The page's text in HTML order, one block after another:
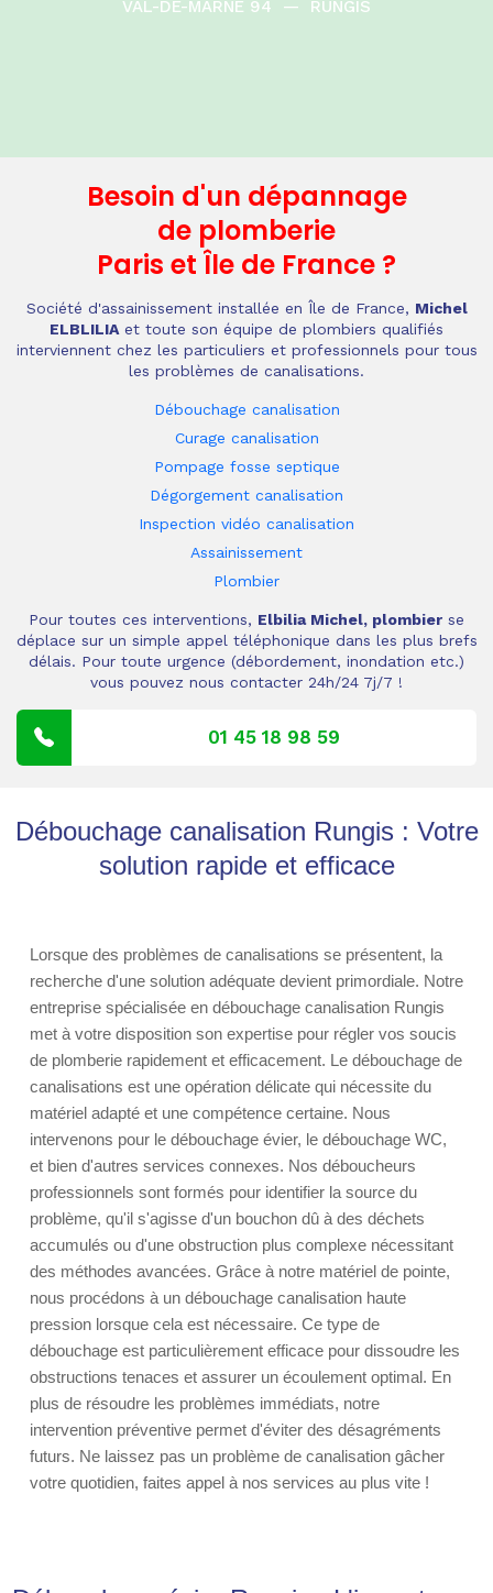
VAL-DE-MARNE 94
— RUNGIS
Besoin d'un dépannage
de plomberie
Paris et Île de France ?
Société d'assainissement installée en Île de France, Michel
ELBLILIA et toute son équipe de plombiers qualifiés
interviennent chez les particuliers et professionnels pour tous
les problèmes de canalisations.
Débouchage canalisation
Curage canalisation
Pompage fosse septique
Dégorgement canalisation
Inspection vidéo canalisation
Assainissement
Plombier
Pour toutes ces interventions, Elbilia Michel, plombier se
déplace sur un simple appel téléphonique dans les plus brefs
délais. Pour toute urgence (débordement, inondation etc.)
vous pouvez nous contacter 24h/24 7j/7 !
01 45 18 98 59
Débouchage canalisation Rungis : Votre
solution rapide et efficace
Lorsque des problèmes de canalisations se présentent, la
recherche d'une solution adéquate devient primordiale. Notre
entreprise spécialisée en débouchage canalisation Rungis
met à votre disposition son expertise pour régler vos soucis
de plomberie rapidement et efficacement. Le débouchage de
canalisations est une opération délicate qui nécessite du
matériel adapté et une compétence certaine. Nous
intervenons pour le débouchage évier, le débouchage WC,
et bien d'autres services connexes. Nos déboucheurs
professionnels sont formés pour identifier la source du
problème, qu'il s'agisse d'un bouchon dû à des déchets
accumulés ou d'une obstruction plus complexe nécessitant
des méthodes avancées. Grâce à notre matériel de pointe,
nous procédons à un débouchage canalisation haute
pression lorsque cela est nécessaire. Ce type de
débouchage est particulièrement efficace pour dissoudre les
obstructions tenaces et assurer un écoulement optimal. En
plus de résoudre les problèmes immédiats, notre
intervention préventive permet d'éviter des désagréments
futurs. Ne laissez pas un problème de canalisation gâcher
votre quotidien, faites appel à nos services au plus vite !